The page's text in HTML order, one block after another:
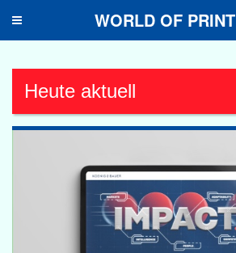
Toggle
WORLD OF PRINT
Heute aktuell